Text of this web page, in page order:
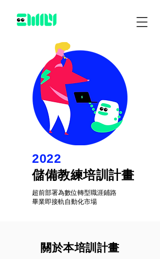
2022
儲備教練培訓計畫
超前部署為數位轉型職涯鋪路
畢業即接軌自動化市場
關於本培訓計畫